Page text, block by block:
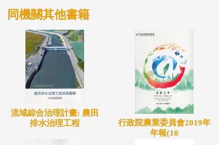
同機關其他書籍
流域綜合治理計畫: 農田
排水治理工程
行政院農業委員會2019年
年報(10